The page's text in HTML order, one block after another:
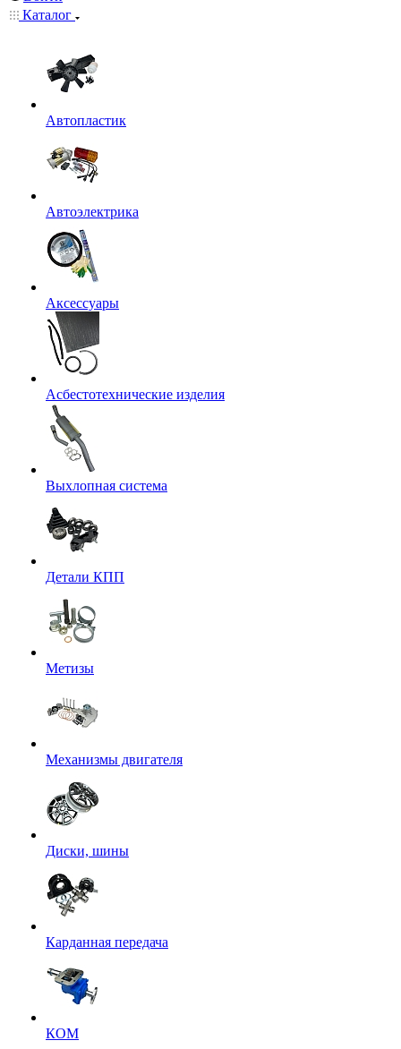
Каталог
Автопластик
Автоэлектрика
Аксессуары
Асбестотехнические изделия
Выхлопная система
Детали КПП
Метизы
Механизмы двигателя
Диски, шины
Карданная передача
КОМ